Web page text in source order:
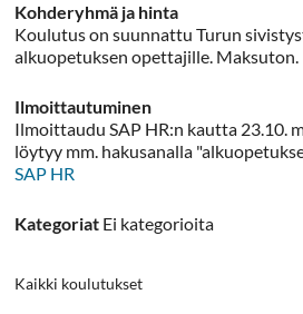
Kohderyhmä ja hinta
Koulutus on suunnattu Turun
alkuopetuksen opettajille. Maksuton.
Ilmoittautuminen
Ilmoittaudu SAP HR:n kautta 23.10.
löytyy mm. hakusanalla
SAP HR
Kategoriat Ei kategorioita
Kaikki koulutukset